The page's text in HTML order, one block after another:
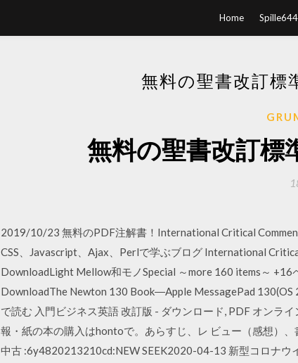
Home
無料の聖書改訂標
無料の聖書改訂標
2019/10/23 無料のPDF注解書！International Critical
CSS、Javascript、Ajax、Perlで学ぶブログ International
DownloadLight Mellow和モノSpecial ～more 160 items～
DownloadThe Newton 130 Book―Apple MessagePad 130(OS
で読む 入門ビジネス英語 改訂版 - ダウンロード, PDF オンラ
報・紙の本の購入はhontoで。あらすじ、レ ビュー（感想）
中古 :6y4820213210cd:NEW SEEK2020-04-13 新型コロナ